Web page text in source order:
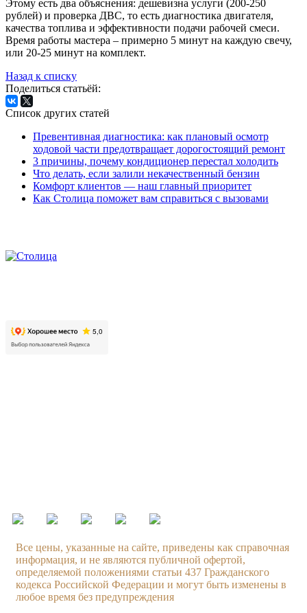
Этому есть два объяснения: дешевизна услуги (200-250
рублей) и проверка ДВС, то есть диагностика двигателя,
качества топлива и эффективности подачи рабочей смеси.
Время работы мастера – примерно 5 минут на каждую свечу,
или 20-25 минут на комплект.
Назад к списку
Поделиться статьёй:
Список других статей
Превентивная диагностика: как плановый осмотр
ходовой части предотвращает дорогостоящий ремонт
3 причины, почему кондиционер перестал холодить
Что делать, если залили некачественный бензин
Комфорт клиентов — наш главный приоритет
Как Столица поможет вам справиться с вызовами
Все цены, указанные на сайте, приведены как справочная
информация, и не являются публичной офертой,
определяемой положениями статьи 437 Гражданского
кодекса Российской Федерации и могут быть изменены в
любое время без предупреждения